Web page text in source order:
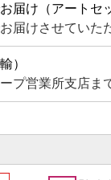
届け（アート
届けさせていた
）
プ営業所支店ま